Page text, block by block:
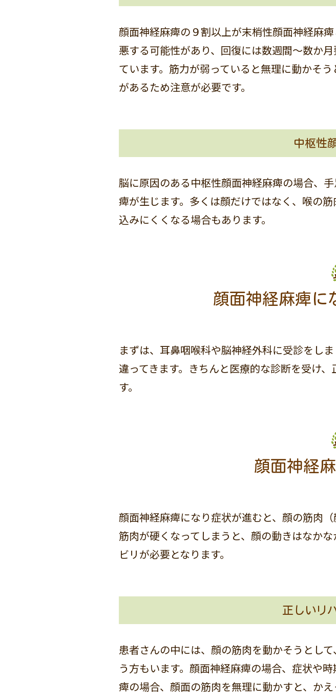
顔面神経麻痺の９割以上が末梢性顔面神経麻
悪する可能性があり、回復には数週間～数か
ています。筋力が弱っていると無理に動かそ
があるため注意が必要です。
中枢性
脳に原因のある中枢性顔面神経麻痺の場合、
痺が生じます。多くは顔だけではなく、喉の
込みにくくなる場合もあります。
顔面神経麻痺に
まずは、耳鼻咽喉科や脳神経外科に受診をし
違ってきます。きちんと医療的な診断を受け
す。
顔面神経
顔面神経麻痺になり症状が進むと、顔の筋肉
筋肉が硬くなってしまうと、顔の動きはなか
ビリが必要となります。
正しいリ
患者さんの中には、顔の筋肉を動かそうとし
う方もいます。顔面神経麻痺の場合、症状や
痺の場合、顔面の筋肉を無理に動かすと、か